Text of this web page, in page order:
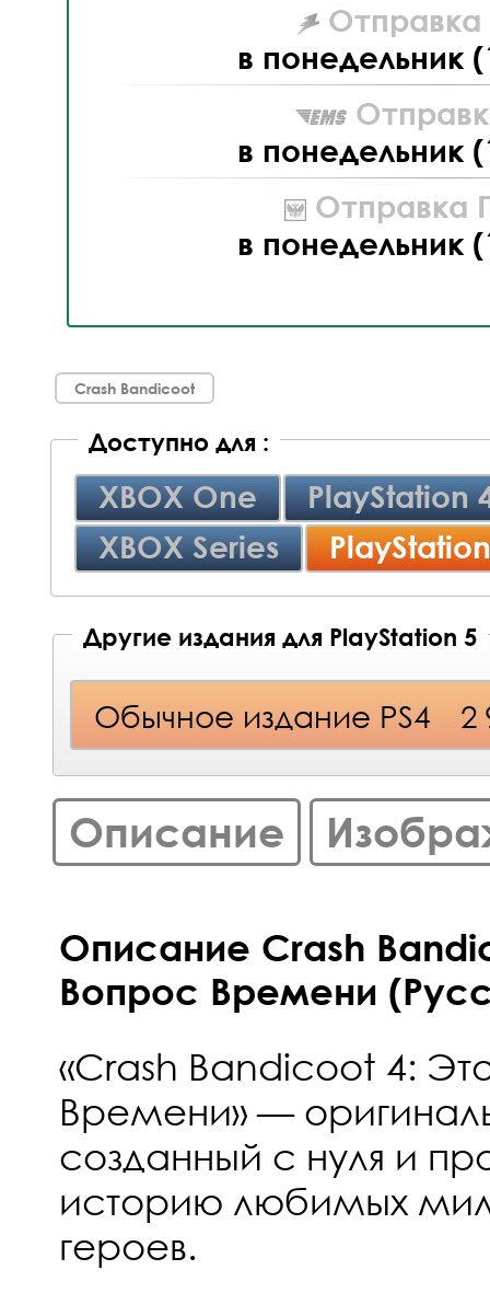
Отправка
в понедельник
в понедельник
Отправка
в понедельник
Crash Bandicoot
Доступно для :
XBOX One
PlayStation
XBOX Series
Другие издания для PlayStation 5
Обычное издание PS4 2
Описание
Описание Crash
Вопрос Времени
«Crash Bandicoot 4:
Времени» —
созданный с нуля и
историю любимых
героев.